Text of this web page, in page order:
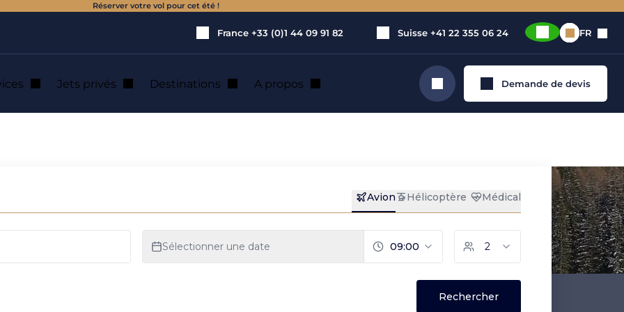
Réserver votre vol pour cet été !
France +33 (0)1 44 09 91 82 Suisse +41 22 355 06 24 FR
Jets privés Destinations A propos Rechercher Demande de devis